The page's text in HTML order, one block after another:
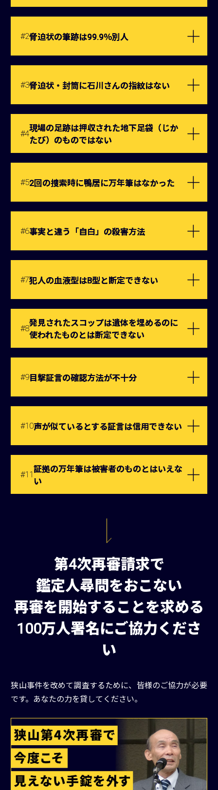
#2脅迫状の筆跡は99.9％別人
#3脅迫状・封筒に石川さんの指紋はない
#4
現場の足跡は押収された地下足袋（じか
たび）のものではない
#52回の捜索時に鴨居に万年筆はなかった
#6事実と違う「自白」の殺害方法
#7犯人の血液型はB型と断定できない
#8
発見されたスコップは遺体を埋めるのに
使われたものとは断定できない
#9 目撃証言の確認方法が不十分
#10声が似ているとする証言は信用できない
#11
証拠の万年筆は被害者のものとはいえな
い
第4次再審請求で
鑑定人尋問をおこない
再審を開始することを求める
100万人署名にご協力くださ
い
狭山事件を改めて調査するために、皆様のご協力が必要
です。あなたの力を貸してください。